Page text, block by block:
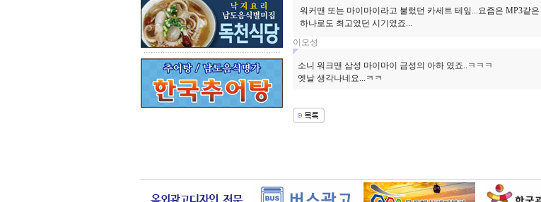
워커맨 또는 마이마이라고 불렀던 카세트 테잎...요즘은 MP3같
하나로도 최고였던 시기였죠...
이오성
소니 워크맨 삼성 마이마이 금성의 아하 였죠..ㅋㅋㅋ
옛날 생각나네요...ㅋㅋ